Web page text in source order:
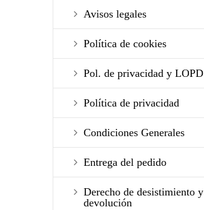
Avisos legales
Política de cookies
Pol. de privacidad y LOPD
Política de privacidad
Condiciones Generales
Entrega del pedido
Derecho de desistimiento y
devolución